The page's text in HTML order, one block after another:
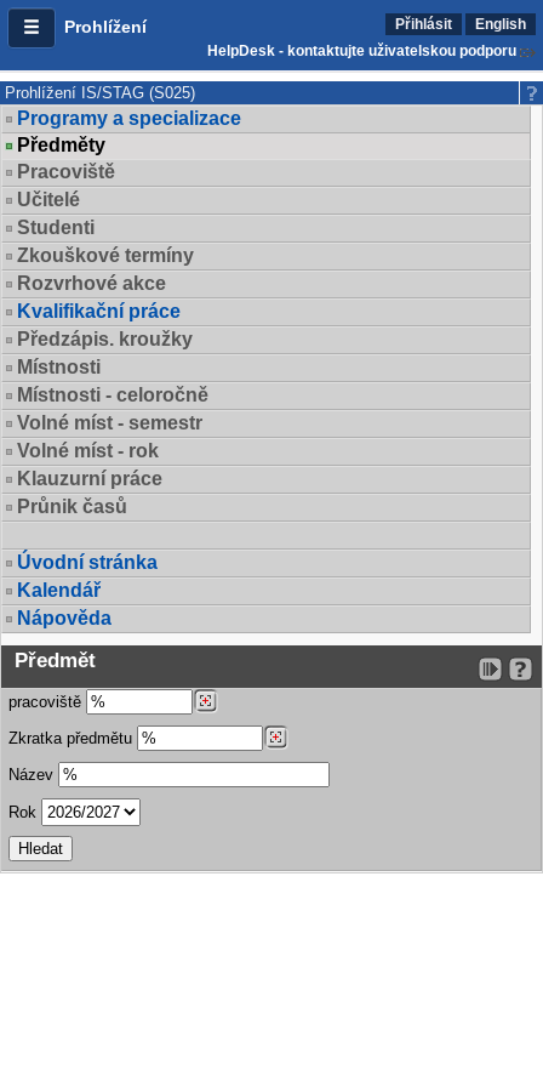
Prohlížení Přihlásit
English
HelpDesk - kontaktujte uživatelskou podporu
Prohlížení IS/STAG (S025)
Programy a specializace
Předměty
Pracoviště
Učitelé
Studenti
Zkouškové termíny
Rozvrhové akce
Kvalifikační práce
Předzápis. kroužky
Místnosti
Místnosti - celoročně
Volné míst - semestr
Volné míst - rok
Klauzurní práce
Průnik časů
Úvodní stránka
Kalendář
Nápověda
Předmět
pracoviště
Zkratka předmětu
Název
Rok